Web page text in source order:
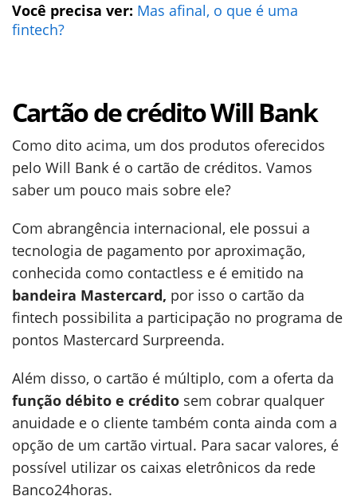
Você precisa ver: Mas afinal, o que é uma
fintech?
Cartão de crédito Will Bank
Como dito acima, um dos produtos oferecidos
pelo Will Bank é o cartão de créditos. Vamos
saber um pouco mais sobre ele?
Com abrangência internacional, ele possui a
tecnologia de pagamento por aproximação,
conhecida como contactless e é emitido na
bandeira Mastercard, por isso o cartão da
fintech possibilita a participação no programa de
pontos Mastercard Surpreenda.
Além disso, o cartão é múltiplo, com a oferta da
função débito e crédito sem cobrar qualquer
anuidade e o cliente também conta ainda com a
opção de um cartão virtual. Para sacar valores, é
possível utilizar os caixas eletrônicos da rede
Banco24horas.